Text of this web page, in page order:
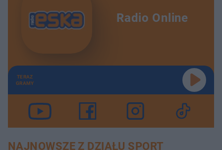
Radio Online
TERAZ
GRAMY
NAJNOWSZE Z DZIAŁU SPORT